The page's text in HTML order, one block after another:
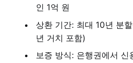
인 1억 원
상환 기간: 최대 10년 분
년 거치 포함)
보증 방식: 은행권에서 신